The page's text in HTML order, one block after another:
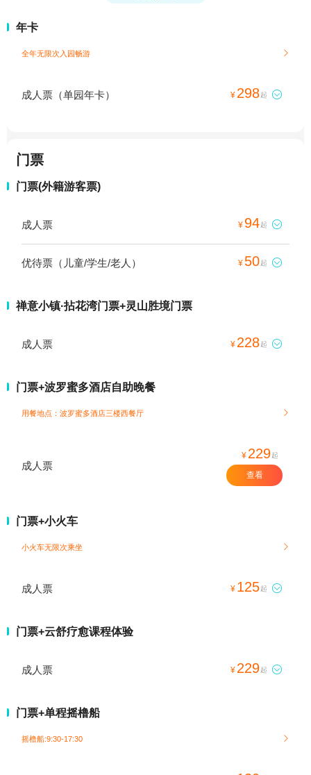
年卡
全年无限次入园畅游 
成人票（单园年卡） ¥ 298起 
门票
门票(外籍游客票)
成人票 ¥ 94起 
优待票（儿童/学生/老人） ¥ 50起 
禅意小镇·拈花湾门票+灵山胜境门票
成人票 ¥ 228起 
门票+波罗蜜多酒店自助晚餐
用餐地点：波罗蜜多酒店三楼西餐厅 
成人票
¥ 229起
查看
门票+小火车
小火车无限次乘坐 
成人票 ¥ 125起 
门票+云舒疗愈课程体验
成人票 ¥ 229起 
门票+单程摇橹船
摇橹船:9:30-17:30 